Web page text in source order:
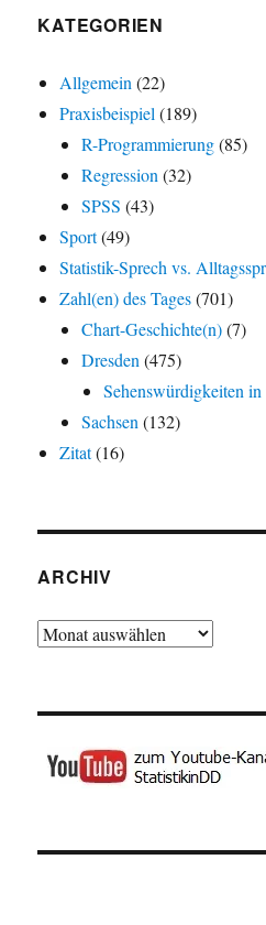
KATEGORIEN
Allgemein(22)
Praxisbeispiel(189)
R-Programmierung(85)
Regression(32)
SPSS (43)
Sport(49)
Statistik-Sprech vs.
Zahl(en) des Tages(701)
Chart-Geschichte(n)(7)
Dresden(475)
Sehenswürdigkeiten
Sachsen(132)
Zitat(16)
ARCHIV
Archiv